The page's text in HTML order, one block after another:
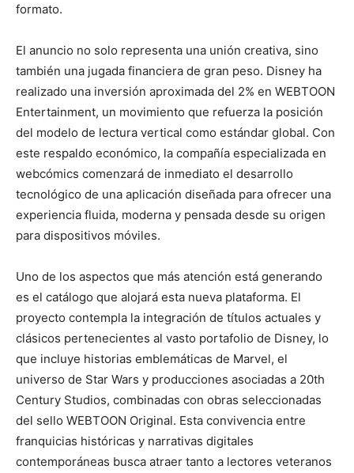
formato.
El anuncio no solo representa una unión creativa, sino
también una jugada financiera de gran peso. Disney ha
realizado una inversión aproximada del 2% en WEBTOON
Entertainment, un movimiento que refuerza la posición
del modelo de lectura vertical como estándar global. Con
este respaldo económico, la compañía especializada en
webcómics comenzará de inmediato el desarrollo
tecnológico de una aplicación diseñada para ofrecer una
experiencia fluida, moderna y pensada desde su origen
para dispositivos móviles.
Uno de los aspectos que más atención está generando
es el catálogo que alojará esta nueva plataforma. El
proyecto contempla la integración de títulos actuales y
clásicos pertenecientes al vasto portafolio de Disney, lo
que incluye historias emblemáticas de Marvel, el
universo de Star Wars y producciones asociadas a 20th
Century Studios, combinadas con obras seleccionadas
del sello WEBTOON Original. Esta convivencia entre
franquicias históricas y narrativas digitales
contemporáneas busca atraer tanto a lectores veteranos